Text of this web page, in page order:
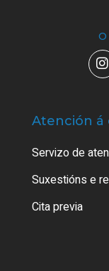
O
Atención á
Servizo de
Suxestións e
Cita previa